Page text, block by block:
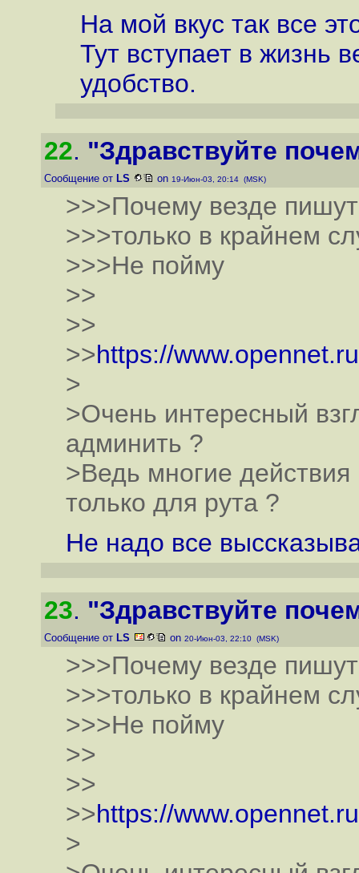
На мой вкус так все
Тут вступает в жизнь
удобство.
22. "Здравствуйте
Сообщение от LS on 19-Июн-03, 20:14 (MSK)
>>>Почему везде
>>>только в крайнем
>>>Не пойму
>>
>>
>>https://
>
>Очень интересный
админить ?
>Ведь многие
только для рута ?
Не надо все
23. "Здравствуйте
Сообщение от LS on 20-Июн-03, 22:10 (MSK)
>>>Почему везде
>>>только в крайнем
>>>Не пойму
>>
>>
>>https://
>